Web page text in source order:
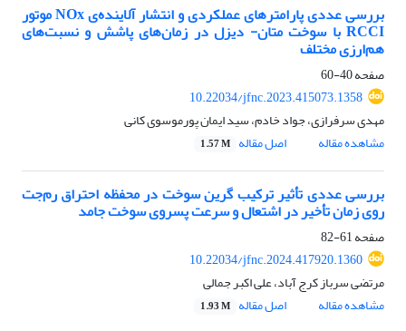
بررسی عددی پارامترهای عملکردی و انتشار آلاینده‌ی NOx موتور
RCCI با سوخت متان- دیزل در زمان‌های پاشش و نسبت‌های
هم‌ارزی مختلف
صفحه40-60
10.22034/jfnc.2023.415073.1358
مهدی سرفرازی، جواد خادم، سید ایمان پورموسوی کانی
مشاهده مقاله
اصل مقاله 1.57 M
بررسی عددی تأثیر ترکیب گرین سوخت در محفظه احتراق رم‌جت
روی زمان تأخیر در اشتعال و سرعت پسروی سوخت جامد
صفحه61-82
10.22034/jfnc.2024.417920.1360
مرتضی سرباز کرج آباد، علی اکبر جمالی
مشاهده مقاله
اصل مقاله 1.93 M